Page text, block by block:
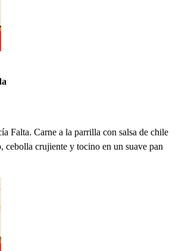
Falta. Carne a la parrilla con salsa de chile
cebolla crujiente y tocino en un suave pan